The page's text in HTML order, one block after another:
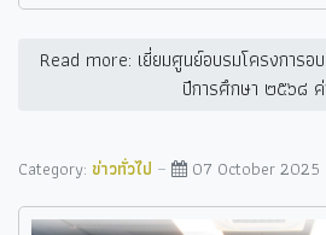
Read more: เยี่ยมศูนย์อบรมโครงการอ
ปีการศึกษา ๒๕๖๘
Category: ข่าวทั่วไป 07 October 2025